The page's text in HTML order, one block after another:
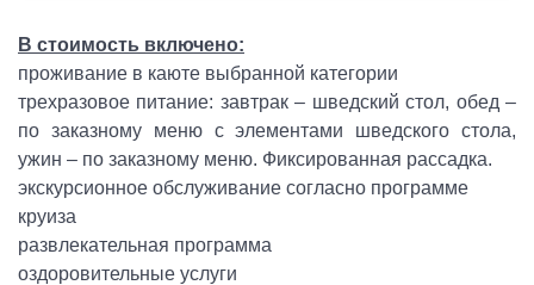
В стоимость включено:
проживание в каюте выбранной категории
трехразовое питание: завтрак – шведский стол, обед –
по заказному меню с элементами шведского стола,
ужин – по заказному меню. Фиксированная рассадка.
экскурсионное обслуживание согласно программе
круиза
развлекательная программа
оздоровительные услуги